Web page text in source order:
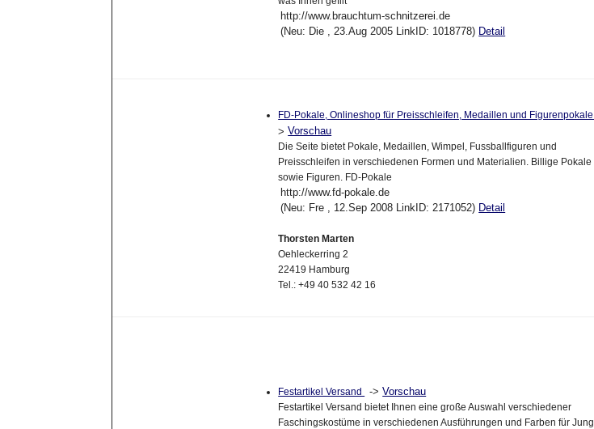
http://www.brauchtum-schnitzerei.de
(Neu: Die , 23.Aug 2005 LinkID: 1018778) Detail
FD-Pokale, Onlineshop für Preisschleifen, Medaillen und Figurenpokale
>Vorschau
Die Seite bietet Pokale, Medaillen, Wimpel, Fussballfiguren und
Preisschleifen in verschiedenen Formen und Materialien. Billige Pokale
sowie Figuren. FD-Pokale
http://www.fd-pokale.de
(Neu: Fre , 12.Sep 2008 LinkID: 2171052) Detail
Thorsten Marten
Oehleckerring 2
22419 Hamburg
Tel.: +49 40 532 42 16
Festartikel Versand ->Vorschau
Festartikel Versand bietet Ihnen eine große Auswahl verschiedener
Faschingskostüme in verschiedenen Ausführungen und Farben für Jung